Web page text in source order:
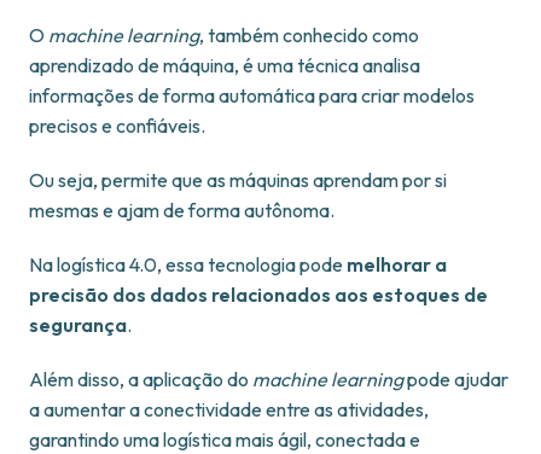
O machine learning, também conhecido como
aprendizado de máquina, é uma técnica analisa
informações de forma automática para criar modelos
precisos e confiáveis.
Ou seja, permite que as máquinas aprendam por si
mesmas e ajam de forma autônoma.
Na logística 4.0, essa tecnologia pode melhorar a
precisão dos dados relacionados aos estoques de
segurança.
Além disso, a aplicação do machine learningpode ajudar
a aumentar a conectividade entre as atividades,
garantindo uma logística mais ágil, conectada e